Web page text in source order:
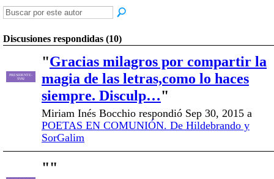
Discusiones respondidas (10)
PRESIDENTE-
SVAI
"Gracias milagros por compartir la
magia de las letras,como lo haces
siempre. Disculp…"
Miriam Inés Bocchio respondió Sep 30, 2015 a
POETAS EN COMUNIÓN. De Hildebrando y
SorGalim
""